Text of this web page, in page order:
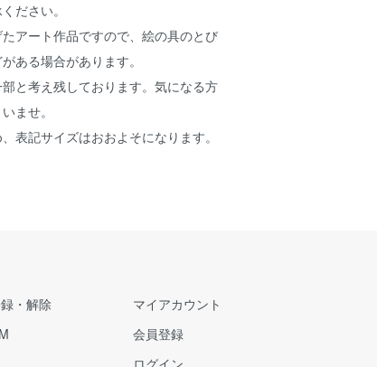
ださい。
アート作品ですので、絵の具のとび
ある場合があります。
と考え残しております。気になる方
ませ。
表記サイズはおおよそになります。
・解除
マイアカウント
会員登録
ログイン